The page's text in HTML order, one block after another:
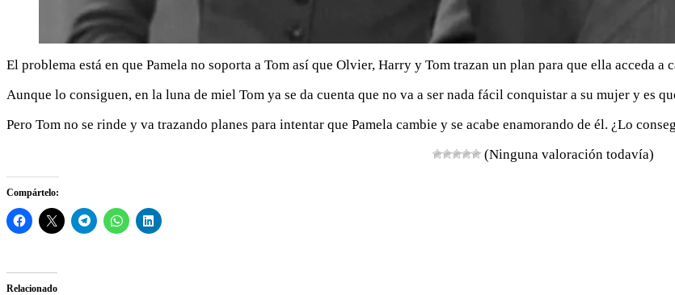
El problema está en que Pamela no soporta a Tom así que Olvier, Harry y Tom trazan un plan para que ella acceda a
Aunque lo consiguen, en la luna de miel Tom ya se da cuenta que no va a ser nada fácil conquistar a su mujer y es
Pero Tom no se rinde y va trazando planes para intentar que Pamela cambie y se acabe enamorando de él. ¿Lo
(Ninguna valoración todavía)
Compártelo:
Relacionado